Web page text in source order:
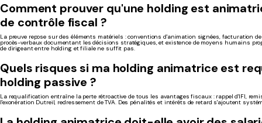
Comment prouver qu'une holding est
de contrôle fiscal ?
La preuve repose sur des éléments matériels : conventions d'animation signées, facturation
procès-verbaux documentant les décisions stratégiques, et existence de moyens humains
de dirigeant entre holding et filiale ne suffit pas.
Quels risques si ma holding animatrice est
holding passive ?
La requalification entraîne la perte rétroactive de tous les avantages fiscaux : rappel d'IFI,
l'exonération Dutreil, redressement de TVA. Des pénalités et intérêts de retard s'ajoutent